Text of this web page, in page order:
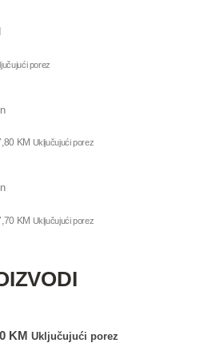
porez
KM Uključujući porez
KM Uključujući porez
KM Uključujući porez